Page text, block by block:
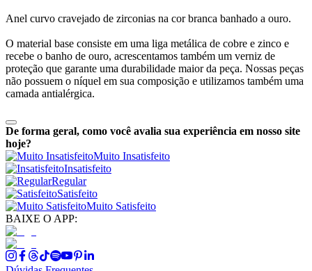
Anel curvo cravejado de zirconias na cor branca banhado a ouro.
O material base consiste em uma liga metálica de cobre e zinco e
recebe o banho de ouro, acrescentamos também um verniz de
proteção que garante uma durabilidade maior da peça. Nossas peças
não possuem o níquel em sua composição e utilizamos também uma
camada antialérgica.
De forma geral, como você avalia sua experiência em nosso site
hoje?
Muito Insatisfeito
Insatisfeito
Regular
Satisfeito
Muito Satisfeito
BAIXE O APP: